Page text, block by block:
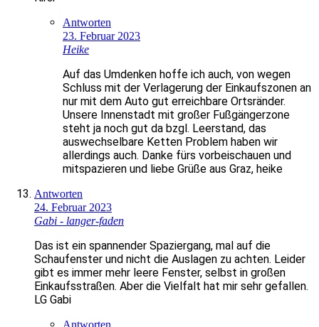
Antworten
23. Februar 2023
Heike
Auf das Umdenken hoffe ich auch, von wegen
Schluss mit der Verlagerung der Einkaufszonen an
nur mit dem Auto gut erreichbare Ortsränder.
Unsere Innenstadt mit großer Fußgängerzone
steht ja noch gut da bzgl. Leerstand, das
auswechselbare Ketten Problem haben wir
allerdings auch. Danke fürs vorbeischauen und
mitspazieren und liebe Grüße aus Graz, heike
Antworten
24. Februar 2023
Gabi - langer-faden
Das ist ein spannender Spaziergang, mal auf die
Schaufenster und nicht die Auslagen zu achten. Leider
gibt es immer mehr leere Fenster, selbst in großen
Einkaufsstraßen. Aber die Vielfalt hat mir sehr gefallen.
LG Gabi